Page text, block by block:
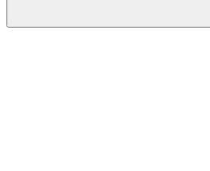
Buscar